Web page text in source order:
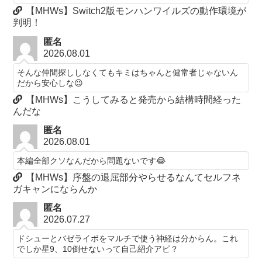
【MHWs】Switch2版モンハンワイルズの動作環境が
判明！
匿名
2026.08.01
そんな仲間探ししなくてもキミはちゃんと健常者じゃないん
だから安心しな😉
【MHWs】こうしてみると発売から結構時間経った
んだな
匿名
2026.08.01
本編全部クソなんだから問題ないです😂
【MHWs】序盤の退屈部分やらせるなんてセルフネ
ガキャンにならんか
匿名
2026.07.27
ドシューとバゼライボをマルチで使う神経は分からん。これ
でしか星9、10倒せないって自己紹介アピ？